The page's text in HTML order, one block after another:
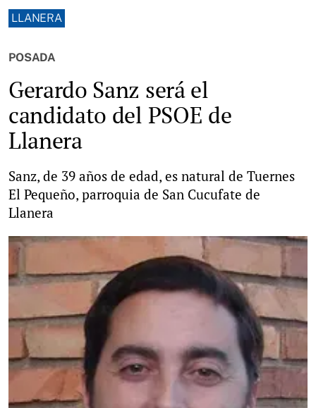
LLANERA
POSADA
Gerardo Sanz será el
candidato del PSOE de
Llanera
Sanz, de 39 años de edad, es natural de Tuernes
El Pequeño, parroquia de San Cucufate de
Llanera